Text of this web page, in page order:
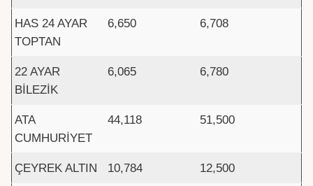
HAS 24 AYAR
TOPTAN
6,650 6,708
22 AYAR
BİLEZİK
6,065 6,780
ATA
CUMHURİYET
44,118 51,500
ÇEYREK ALTIN 10,784 12,500